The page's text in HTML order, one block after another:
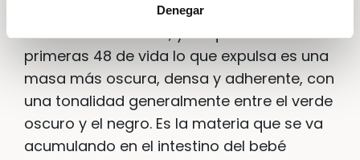
Denegar
primeras deposiciones del bebé
tienen este nombre, y es que durante las
primeras 48 de vida lo que expulsa es una
masa más oscura, densa y adherente, con
una tonalidad generalmente entre el verde
oscuro y el negro. Es la materia que se va
acumulando en el intestino del bebé